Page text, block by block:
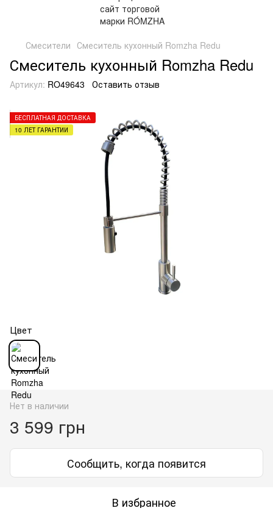
Смесители Смеситель кухонный Romzha Redu
Смеситель кухонный Romzha Redu
Артикул: RO49643 Оставить отзыв
БЕСПЛАТНАЯ ДОСТАВКА
10 ЛЕТ ГАРАНТИИ
Цвет
Нет в наличии
3 599 грн
Сообщить, когда появится
В избранное